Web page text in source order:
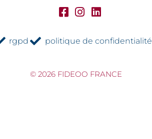
rgpd politique de confidentialité
© 2026 FIDEOO FRANCE